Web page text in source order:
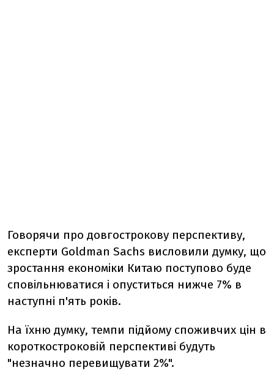
Говорячи про довгострокову перспективу,
експерти Goldman Sachs висловили думку, що
зростання економіки Китаю поступово буде
сповільнюватися і опуститься нижче 7% в
наступні п'ять років.
На їхню думку, темпи підйому споживчих цін в
короткостроковій перспективі будуть
"незначно перевищувати 2%".